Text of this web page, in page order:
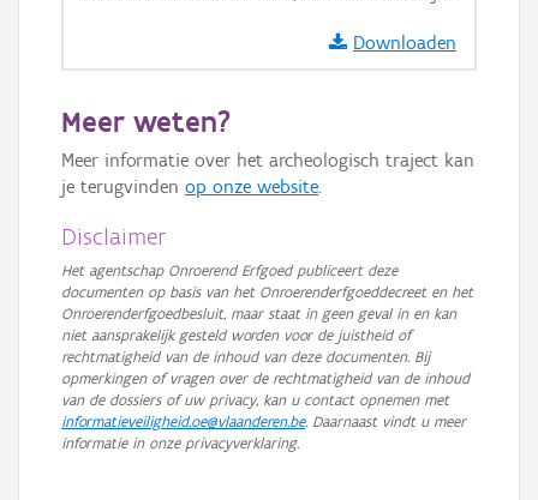
Downloaden
Meer weten?
Meer informatie over het archeologisch traject kan
je terugvinden op onze website.
Disclaimer
Het agentschap Onroerend Erfgoed publiceert deze
documenten op basis van het Onroerenderfgoeddecreet en het
Onroerenderfgoedbesluit, maar staat in geen geval in en kan
niet aansprakelijk gesteld worden voor de juistheid of
rechtmatigheid van de inhoud van deze documenten. Bij
opmerkingen of vragen over de rechtmatigheid van de inhoud
van de dossiers of uw privacy, kan u contact opnemen met
informatieveiligheid.oe@vlaanderen.be. Daarnaast vindt u meer
informatie in onze privacyverklaring.